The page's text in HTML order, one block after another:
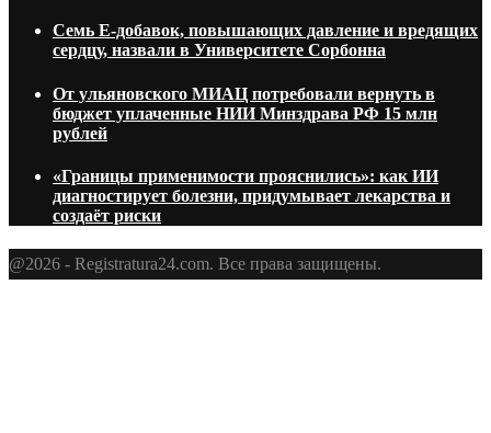
Семь Е-добавок, повышающих давление и вредящих
сердцу, назвали в Университете Сорбонна
От ульяновского МИАЦ потребовали вернуть в
бюджет уплаченные НИИ Минздрава РФ 15 млн
рублей
«Границы применимости прояснились»: как ИИ
диагностирует болезни, придумывает лекарства и
создаёт риски
@2026 - Registratura24.com. Все права защищены.